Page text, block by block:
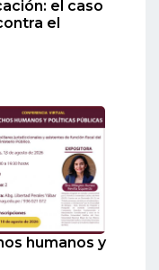
el caso
el
humanos y